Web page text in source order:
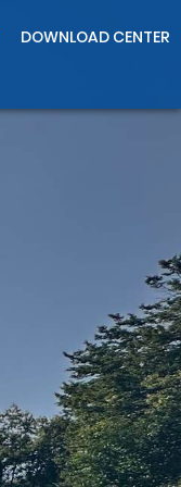
DOWNLOAD CENTER